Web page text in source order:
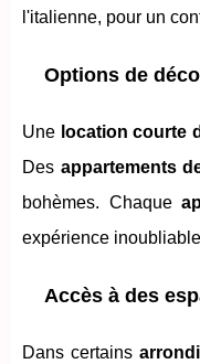
l'italienne, pour un
Options de
Une location courte
Des appartements
bohèmes. Chaque
expérience
Accès à des
Dans certains